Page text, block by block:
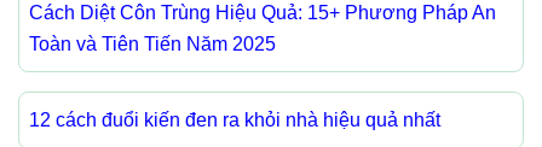
Cách Diệt Côn Trùng Hiệu Quả: 15+ Phương Pháp An
Toàn và Tiên Tiến Năm 2025
12 cách đuổi kiến đen ra khỏi nhà hiệu quả nhất